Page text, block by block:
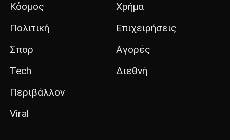
Κόσμος
Πολιτική
Σπορ
Tech
Περιβάλλον
Viral
Χρήμα
Επιχειρήσεις
Αγορές
Διεθνή